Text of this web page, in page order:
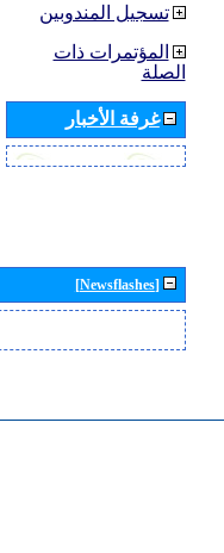
تسجيل المندوبين
المؤتمرات ذات
الصلة
غرفة الأخبار
[Newsflashes]